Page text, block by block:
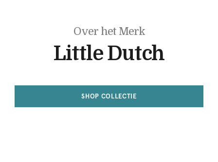
Over het Merk
Little Dutch
SHOP COLLECTIE